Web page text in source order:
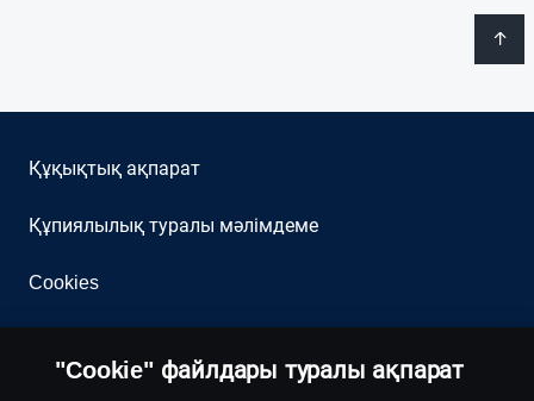
Құқықтық ақпарат
Құпиялылық туралы мәлімдеме
Cookies
"Cookie" файлдары туралы ақпарат